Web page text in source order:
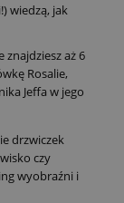
wiedzą, jak
znajdziesz aż 6
Rosalie,
Jeffa w jego
drzwiczek
czy
wyobraźni i